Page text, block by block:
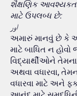
શૈક્ષણિક
માટે ઉપલબ્ધ છે:
اور
અમારું માનવું છે કે
માટે બાધિત ન
વિદ્યાર્થીઓને
અથવા વધારવા,
વધારવા માટે અને